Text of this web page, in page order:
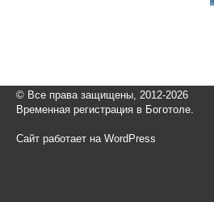
© Все права защищены, 2012-2026
Временная регистрация в Боготоле.
Сайт работает на WordPress